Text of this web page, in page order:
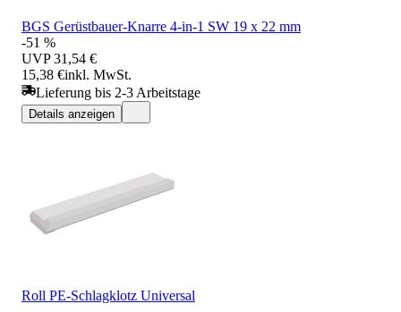
BGS Gerüstbauer-Knarre 4-in-1 SW 19 x 22 mm
-51 %
UVP 31,54 €
15,38 €inkl. MwSt.
Lieferung bis 2-3 Arbeitstage
Details anzeigen
Roll PE-Schlagklotz Universal